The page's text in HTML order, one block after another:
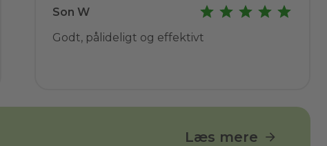
Son W
Godt, pålideligt og effektivt
Læs mere